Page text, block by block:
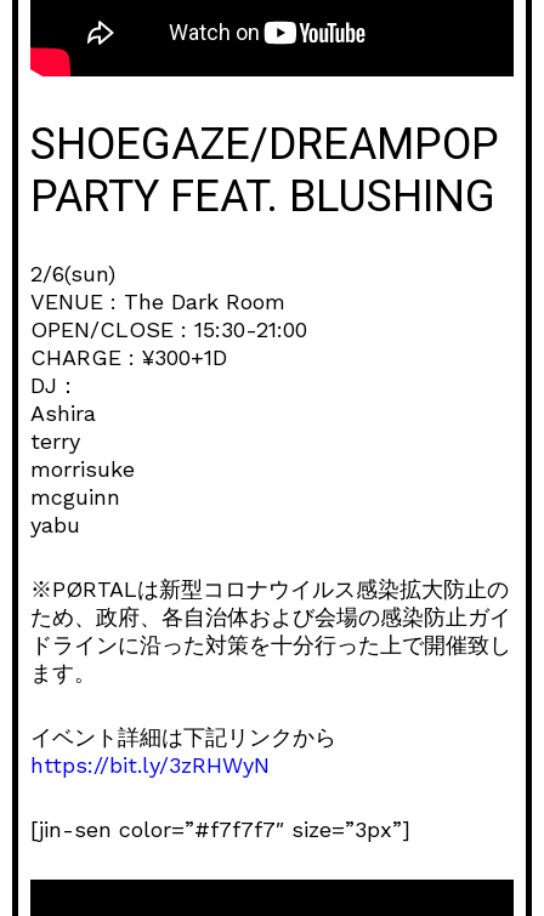
SHOEGAZE/DREAMPOP
PARTY FEAT. BLUSHING
2/6(sun)
VENUE : The Dark Room
OPEN/CLOSE : 15:30-21:00
CHARGE : ¥300+1D
DJ：
Ashira
terry
morrisuke
mcguinn
yabu
※PØRTALは新型コロナウイルス感染拡大防止の
ため、政府、各自治体および会場の感染防止ガイ
ドラインに沿った対策を十分行った上で開催致し
ます。
イベント詳細は下記リンクから
https://bit.ly/3zRHWyN
[jin-sen color=”#f7f7f7″ size=”3px”]